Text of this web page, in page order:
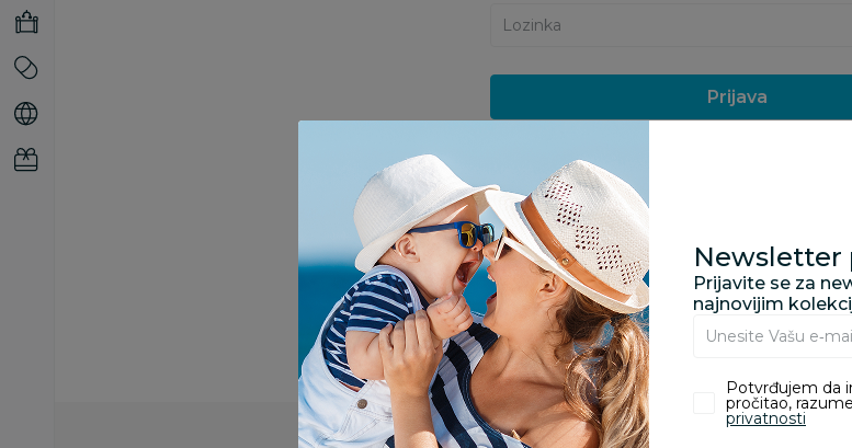
Lozinka
Prijava
Google Prijava
Još uvek nemate nalog? Kreirajte ga
Registrujte se ovde
Prijava na newsletter
Newsletter
Prijavite se za
najnovijim
Potvrđujem da
pročitao,
privatnosti